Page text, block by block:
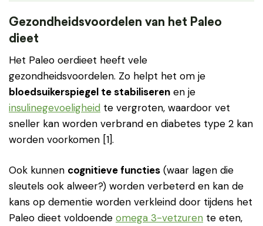
Gezondheidsvoordelen van het Paleo
dieet
Het Paleo oerdieet heeft vele
gezondheidsvoordelen. Zo helpt het om je
bloedsuikerspiegel te stabiliseren en je
insulinegevoeligheid te vergroten, waardoor vet
sneller kan worden verbrand en diabetes type 2 kan
worden voorkomen [1].
Ook kunnen cognitieve functies (waar lagen die
sleutels ook alweer?) worden verbeterd en kan de
kans op dementie worden verkleind door tijdens het
Paleo dieet voldoende omega 3-vetzuren te eten,